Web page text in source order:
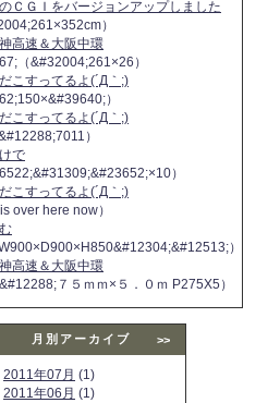
ＣＧＩをバージョンアップしました
）
高速＆大阪中環
（&#32004;261×26）
こすってるよ(´Д｀;)
）
こすってるよ(´Д｀;)
）
で
）
こすってるよ(´Д｀;)
over here now）
）
高速＆大阪中環
&#12288;７５ｍｍ×５．０ｍ P275X5）
月別アーカイブ >>
2011年07月 (1)
2011年06月 (1)